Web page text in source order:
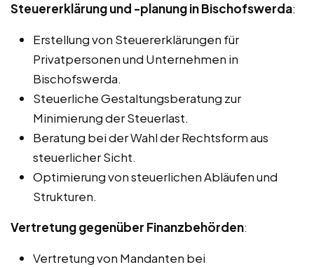
Steuererklärung und -planung in Bischofswerda:
Erstellung von Steuererklärungen für
Privatpersonen und Unternehmen in
Bischofswerda.
Steuerliche Gestaltungsberatung zur
Minimierung der Steuerlast.
Beratung bei der Wahl der Rechtsform aus
steuerlicher Sicht.
Optimierung von steuerlichen Abläufen und
Strukturen.
Vertretung gegenüber Finanzbehörden:
Vertretung von Mandanten bei